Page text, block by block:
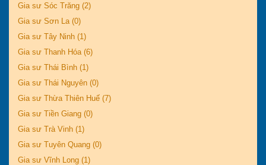
Gia sư Sóc Trăng (2)
Gia sư Sơn La (0)
Gia sư Tây Ninh (1)
Gia sư Thanh Hóa (6)
Gia sư Thái Bình (1)
Gia sư Thái Nguyên (0)
Gia sư Thừa Thiên Huế (7)
Gia sư Tiền Giang (0)
Gia sư Trà Vinh (1)
Gia sư Tuyên Quang (0)
Gia sư Vĩnh Long (1)